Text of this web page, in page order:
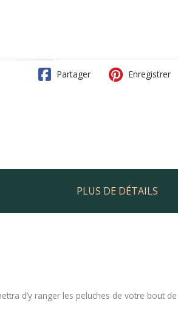
Partager Enregistrer
PLUS DE DÉTAILS
d’y ranger les peluches de votre bout